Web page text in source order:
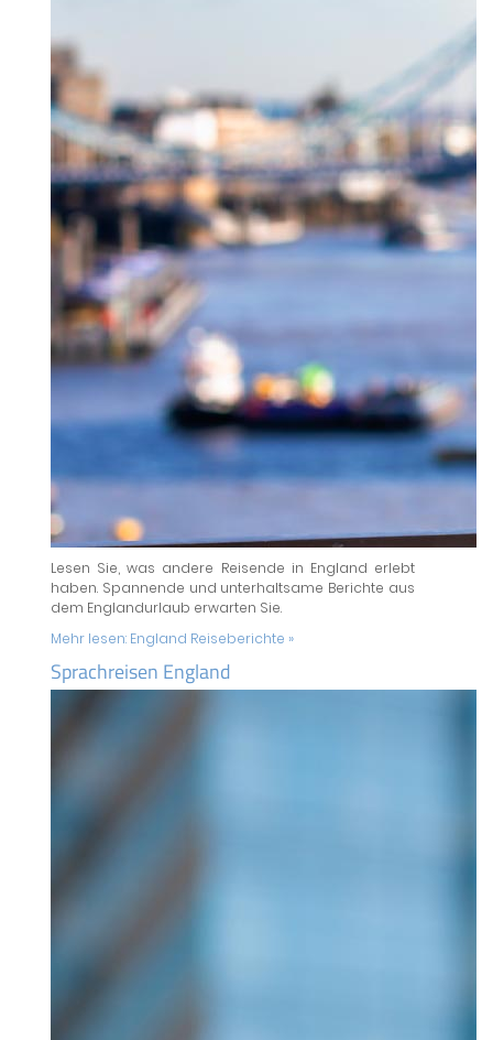
Lesen Sie, was andere Reisende in England erlebt
haben. Spannende und unterhaltsame Berichte aus
dem Englandurlaub erwarten Sie.
Mehr lesen: England Reiseberichte »
Sprachreisen England